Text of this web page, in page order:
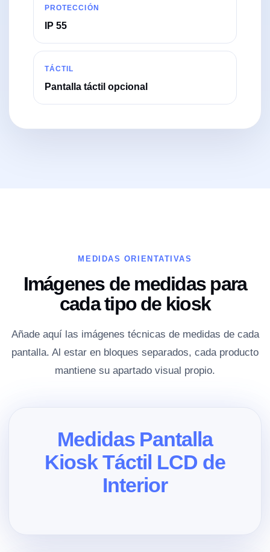
PROTECCIÓN
IP 55
TÁCTIL
Pantalla táctil opcional
MEDIDAS ORIENTATIVAS
Imágenes de medidas para
cada tipo de kiosk
Añade aquí las imágenes técnicas de medidas de cada
pantalla. Al estar en bloques separados, cada producto
mantiene su apartado visual propio.
Medidas Pantalla
Kiosk Táctil LCD de
Interior